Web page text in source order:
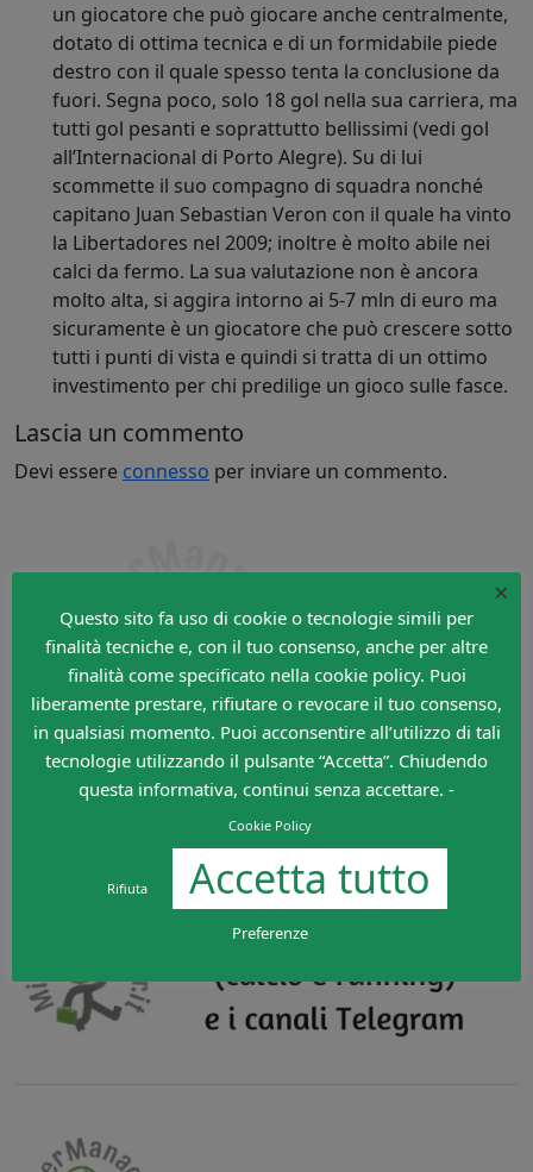
un giocatore che può giocare anche centralmente,
dotato di ottima tecnica e di un formidabile piede
destro con il quale spesso tenta la conclusione da
fuori. Segna poco, solo 18 gol nella sua carriera, ma
tutti gol pesanti e soprattutto bellissimi (vedi gol
all’Internacional di Porto Alegre). Su di lui
scommette il suo compagno di squadra nonché
capitano Juan Sebastian Veron con il quale ha vinto
la Libertadores nel 2009; inoltre è molto abile nei
calci da fermo. La sua valutazione non è ancora
molto alta, si aggira intorno ai 5-7 mln di euro ma
sicuramente è un giocatore che può crescere sotto
tutti i punti di vista e quindi si tratta di un ottimo
investimento per chi predilige un gioco sulle fasce.
Lascia un commento
Devi essere connesso per inviare un commento.
Cerca nel sito
×
Questo sito fa uso di cookie o tecnologie simili per
finalità tecniche e, con il tuo consenso, anche per altre
finalità come specificato nella cookie policy. Puoi
liberamente prestare, rifiutare o revocare il tuo consenso,
in qualsiasi momento. Puoi acconsentire all’utilizzo di tali
tecnologie utilizzando il pulsante “Accetta”. Chiudendo
questa informativa, continui senza accettare. -
Cookie Policy
Rifiuta Accetta tutto
Preferenze